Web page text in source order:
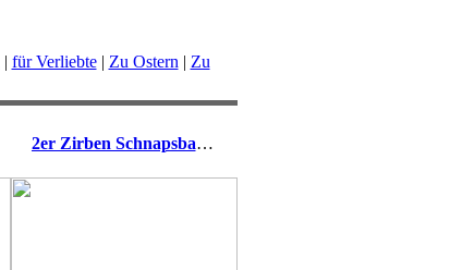
| für Verliebte| Zu Ostern | Zu
2er Zirben Schnapsbank Mein Herz ist rein